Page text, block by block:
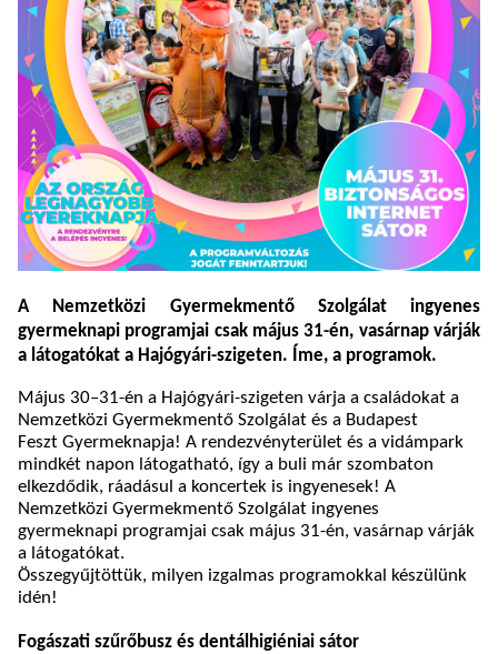
A Nemzetközi Gyermekmentő Szolgálat ingyenes
gyermeknapi programjai csak május 31-én, vasárnap várják
a látogatókat a Hajógyári-szigeten. Íme, a programok.
Május 30–31-én a Hajógyári-szigeten várja a családokat a
Nemzetközi Gyermekmentő Szolgálat és a Budapest
Feszt Gyermeknapja! A rendezvényterület és a vidámpark
mindkét napon látogatható, így a buli már szombaton
elkezdődik, ráadásul a koncertek is ingyenesek! A
Nemzetközi Gyermekmentő Szolgálat ingyenes
gyermeknapi programjai csak május 31-én, vasárnap várják
a látogatókat.
Összegyűjtöttük, milyen izgalmas programokkal készülünk
idén!
Fogászati szűrőbusz és dentálhigiéniai sátor